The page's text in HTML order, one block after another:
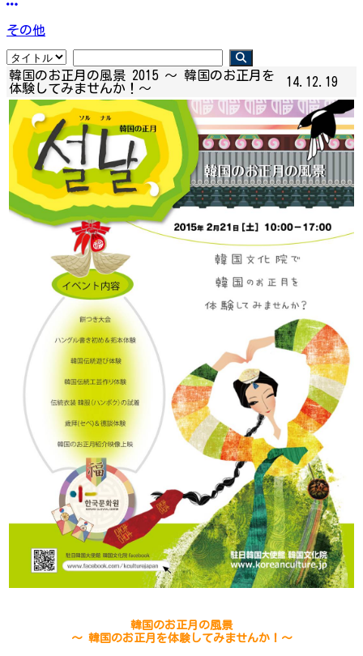
その他
韓国のお正月の風景 2015 ～ 韓国のお正月を
体験してみませんか！～
14.12.19
韓国のお正月の風景
～ 韓国のお正月を体験してみませんか！～